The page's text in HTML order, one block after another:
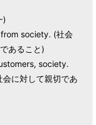
)
society. (社会
あること)
society.
に対して親切であ